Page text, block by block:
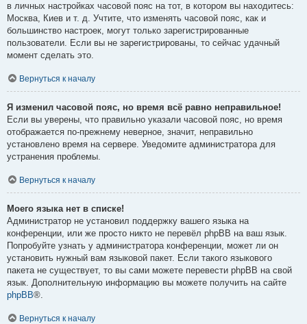
в личных настройках часовой пояс на тот, в котором вы находитесь:
Москва, Киев и т. д. Учтите, что изменять часовой пояс, как и
большинство настроек, могут только зарегистрированные
пользователи. Если вы не зарегистрированы, то сейчас удачный
момент сделать это.
Вернуться к началу
Я изменил часовой пояс, но время всё равно неправильное!
Если вы уверены, что правильно указали часовой пояс, но время
отображается по-прежнему неверное, значит, неправильно
установлено время на сервере. Уведомите администратора для
устранения проблемы.
Вернуться к началу
Моего языка нет в списке!
Администратор не установил поддержку вашего языка на
конференции, или же просто никто не перевёл phpBB на ваш язык.
Попробуйте узнать у администратора конференции, может ли он
установить нужный вам языковой пакет. Если такого языкового
пакета не существует, то вы сами можете перевести phpBB на свой
язык. Дополнительную информацию вы можете получить на сайте
phpBB®.
Вернуться к началу